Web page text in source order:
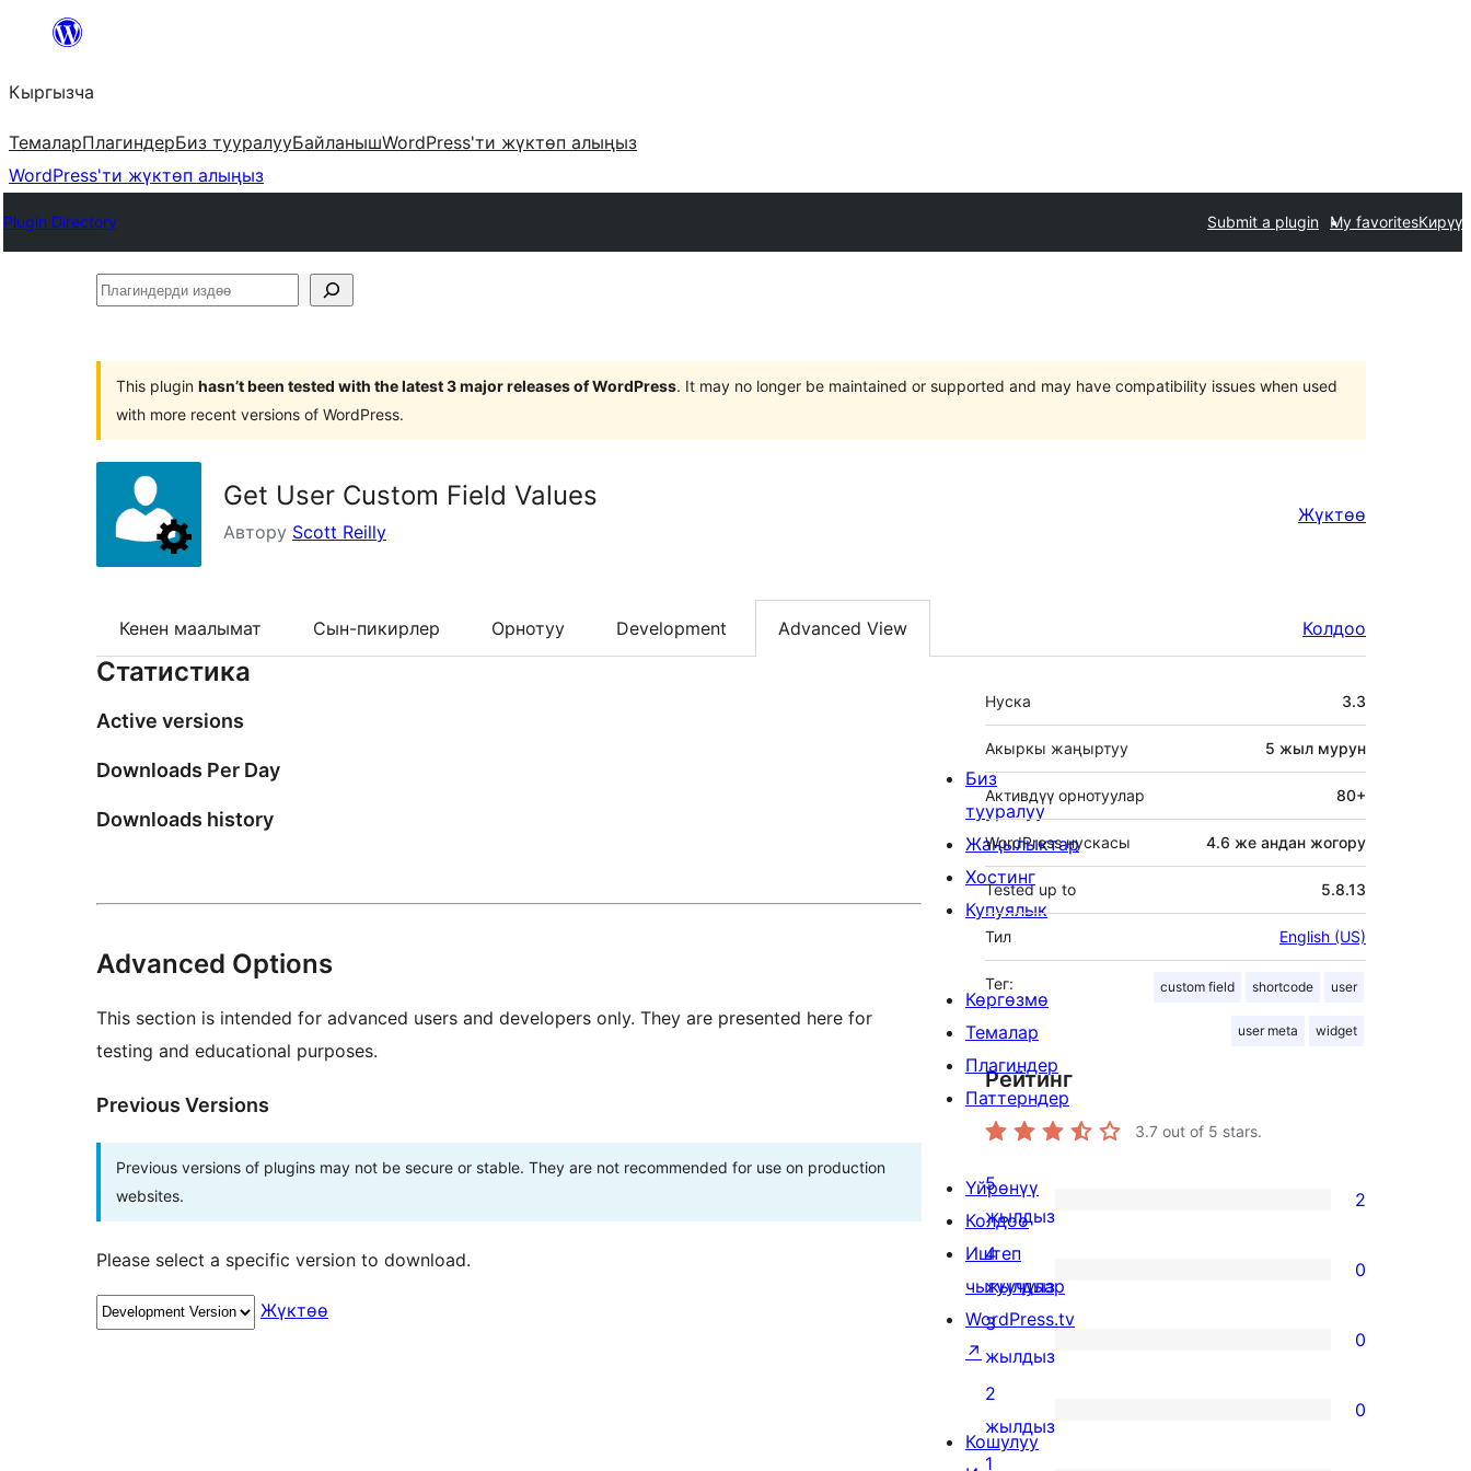
Мазмунга
Кыргызча
ТемаларПлагиндерБиз тууралууБайланышWordPress'ти жүктөп алыңыз
WordPress'ти жүктөп алыңыз
Plugin Directory Submit a plugin My favoritesКирүү
Плагиндерди
This plugin hasn’t been tested with the latest 3 major releases of WordPress. It may no longer be maintained or supported and may have compatibility issues when used
with more recent versions of WordPress.
Get User Custom Field Values
Автору Scott Reilly
Жүктөө
Кенен маалымат Сын-пикирлер Орнотуу Development Advanced View Колдоо
Статистика
Active versions
Downloads Per Day
Downloads history
Advanced Options
This section is intended for advanced users and developers only. They are presented here for
testing and educational purposes.
Previous Versions
Previous versions of plugins may not be secure or stable. They are not recommended for use on production
websites.
Please select a specific version to download.
Жүктөө
Мета
Нуска 3.3
Акыркы жаңыртуу 5 жыл мурун
Активдүү орнотуулар 80+
WordPress нускасы 4.6 же андан жогору
Tested up to 5.8.13
Тил English (US)
Тег: custom field shortcode user
user meta widget
Рейтинг
3.7 out of 5 stars.
2
5-
star
reviews
5
жылдыз
2
0
4-
star
reviews
4
жылдыз
0
0
3-
star
reviews
3
жылдыз
0
0
2-
2
жылдыз
0
1
Биз
тууралуу
Жаңылыктар
Хостинг
Купуялык
Көргөзмө
Темалар
Плагиндер
Паттерндер
Үйрөнүү
Колдоо
Иштеп
чыгуучулар
WordPress.tv
↗
Кошулуу